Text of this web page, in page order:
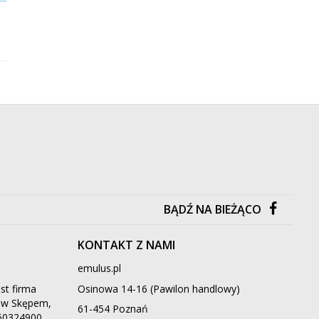
BĄDŹ NA BIEŻĄCO
firma
Skępem,
KONTAKT Z NAMI
emulus.pl
Osinowa 14-16 (Pawilon handlowy)
61-454 Poznań